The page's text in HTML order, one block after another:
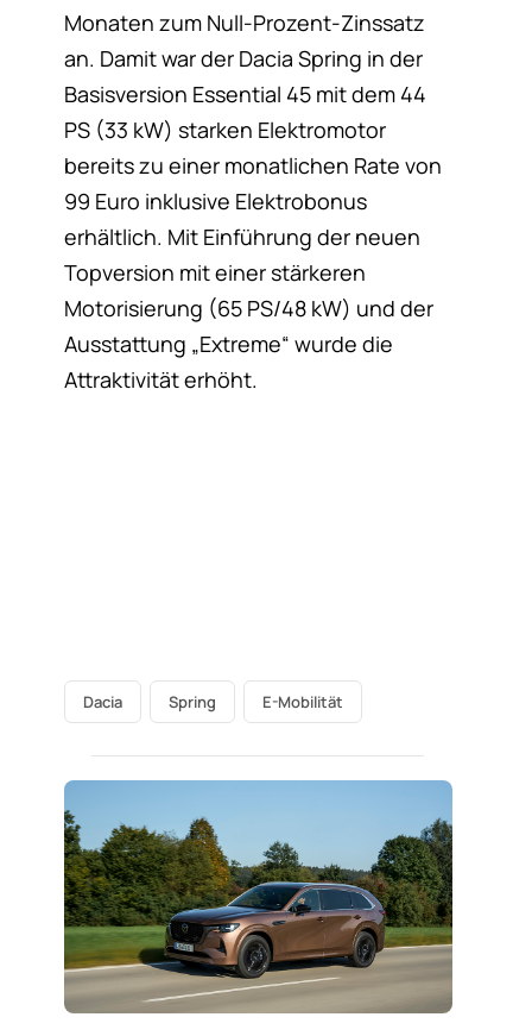
Monaten zum Null-Prozent-Zinssatz
an. Damit war der Dacia Spring in der
Basisversion Essential 45 mit dem 44
PS (33 kW) starken Elektromotor
bereits zu einer monatlichen Rate von
99 Euro inklusive Elektrobonus
erhältlich. Mit Einführung der neuen
Topversion mit einer stärkeren
Motorisierung (65 PS/48 kW) und der
Ausstattung „Extreme“ wurde die
Attraktivität erhöht.
Dacia Spring E-Mobilität